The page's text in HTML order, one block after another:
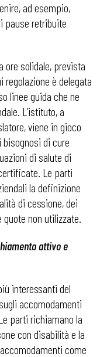
ad esempio,
pause retribuite
ore solidale, prevista
regolazione è delegata
linee guida che ne
L’istituto, a
viene in gioco
bisognosi di cure
di salute di
Le parti
la definizione
di cessione, dei
non utilizzate.
attivo e
interessanti del
accomodamenti
parti richiamano la
con disabilità e la
come